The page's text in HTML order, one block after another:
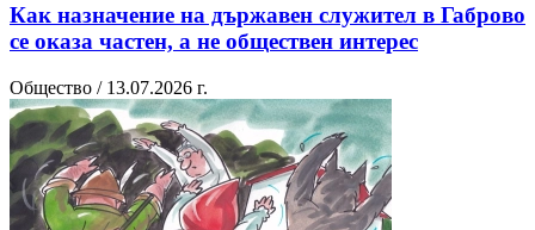
Как назначение на държавен служител в Габрово
се оказа частен, а не обществен интерес
Общество / 13.07.2026 г.